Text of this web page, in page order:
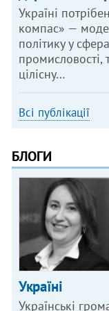
Україні
компас» —
політику у
промисловості,
цілісну…
Всі публікації
БЛОГИ
Україні
Українські